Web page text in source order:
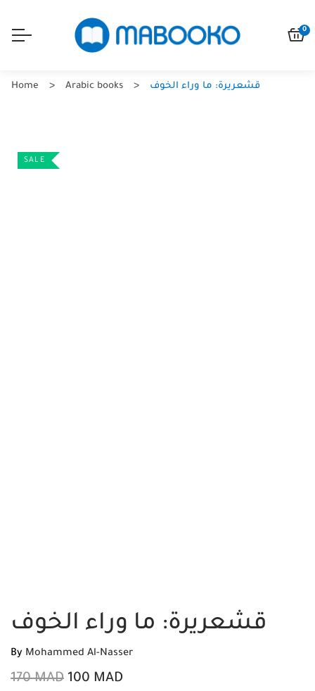
0
Home Arabic books قشعريرة: ما وراء الخوف
SALE
قشعريرة: ما وراء الخوف
By Mohammed Al-Nasser
170MAD 100 MAD